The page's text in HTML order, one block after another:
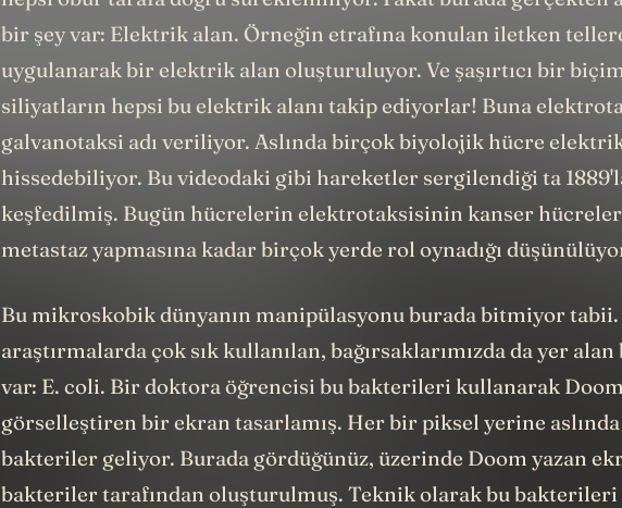
bir şey var: Elektrik alan. Örneğin etrafına konulan iletken
uygulanarak bir elektrik alan oluşturuluyor. Ve şaşırtıcı bir
siliyatların hepsi bu elektrik alanı takip ediyorlar! Buna
galvanotaksi adı veriliyor. Aslında birçok biyolojik hücre
hissedebiliyor. Bu videodaki gibi hareketler sergilendiği ta
keşfedilmiş. Bugün hücrelerin elektrotaksisinin kanser
metastaz yapmasına kadar birçok yerde rol oynadığı
Bu mikroskobik dünyanın manipülasyonu burada bitmiyor
araştırmalarda çok sık kullanılan, bağırsaklarımızda da yer
var: E. coli. Bir doktora öğrencisi bu bakterileri kullanarak
görselleştiren bir ekran tasarlamış. Her bir piksel yerine
bakteriler geliyor. Burada gördüğünüz, üzerinde Doom yazan
bakteriler tarafından oluşturulmuş. Teknik olarak bu